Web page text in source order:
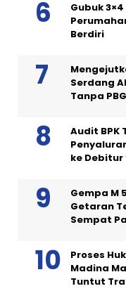
Gubuk
Berdiri
Serdang
Tanpa PBG
Audit BPK
ke Debitur
Gempa M
Getaran
Sempat
Proses
Madina
Tuntut